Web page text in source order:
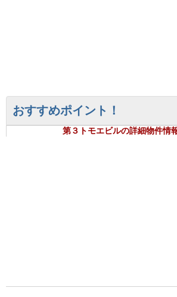
おすすめポイント！
第３トモエビルの詳細物件情